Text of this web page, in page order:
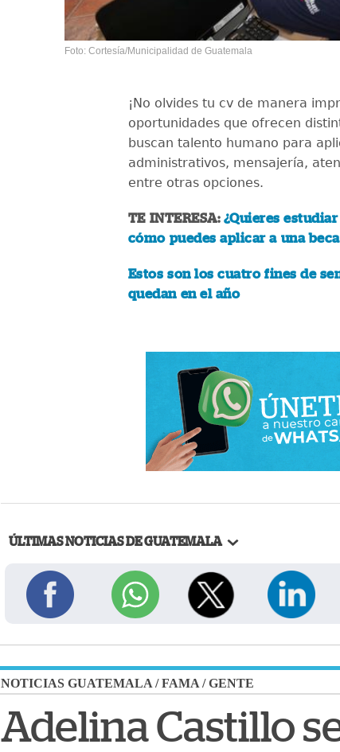
Foto: Cortesía/Municipalidad de Guatemala
¡No olvides tu cv de manera
oportunidades que ofrecen
buscan talento humano para
administrativos, mensajería,
entre otras opciones.
TE INTERESA: ¿Quieres
cómo puedes aplicar a una beca
Estos son los cuatro fines de
quedan en el año
ÚLTIMAS NOTICIAS DE GUATEMALA
NOTICIAS GUATEMALA /FAMA /GENTE
Adelina Castillo